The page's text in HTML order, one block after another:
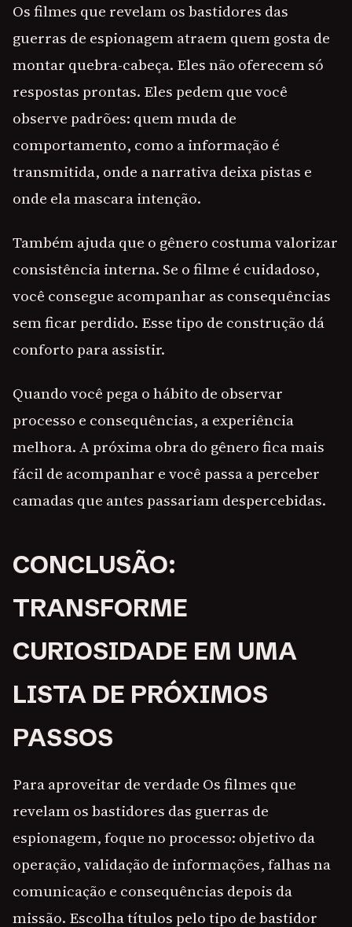
Os filmes que revelam os bastidores das
guerras de espionagem atraem quem gosta de
montar quebra-cabeça. Eles não oferecem só
respostas prontas. Eles pedem que você
observe padrões: quem muda de
comportamento, como a informação é
transmitida, onde a narrativa deixa pistas e
onde ela mascara intenção.
Também ajuda que o gênero costuma valorizar
consistência interna. Se o filme é cuidadoso,
você consegue acompanhar as consequências
sem ficar perdido. Esse tipo de construção dá
conforto para assistir.
Quando você pega o hábito de observar
processo e consequências, a experiência
melhora. A próxima obra do gênero fica mais
fácil de acompanhar e você passa a perceber
camadas que antes passariam despercebidas.
CONCLUSÃO:
TRANSFORME
CURIOSIDADE EM UMA
LISTA DE PRÓXIMOS
PASSOS
Para aproveitar de verdade Os filmes que
revelam os bastidores das guerras de
espionagem, foque no processo: objetivo da
operação, validação de informações, falhas na
comunicação e consequências depois da
missão. Escolha títulos pelo tipo de bastidor